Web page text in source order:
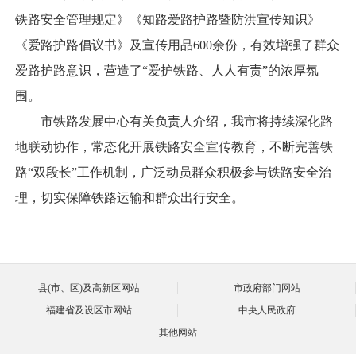
铁路安全管理规定》《知路爱路护路暨防洪宣传知识》
《爱路护路倡议书》及宣传用品600余份，有效增强了群众
爱路护路意识，营造了“爱护铁路、人人有责”的浓厚氛
围。
市铁路发展中心有关负责人介绍，我市将持续深化路
地联动协作，常态化开展铁路安全宣传教育，不断完善铁
路“双段长”工作机制，广泛动员群众积极参与铁路安全治
理，切实保障铁路运输和群众出行安全。
县(市、区)及高新区网站
市政府部门网站
福建省及设区市网站
中央人民政府
其他网站